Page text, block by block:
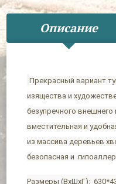
Описание
Прекрасный вариант
изящества и
безупречного
вместительная и
из массива деревьев
безопасная и
Размеры (ВхШхГ):